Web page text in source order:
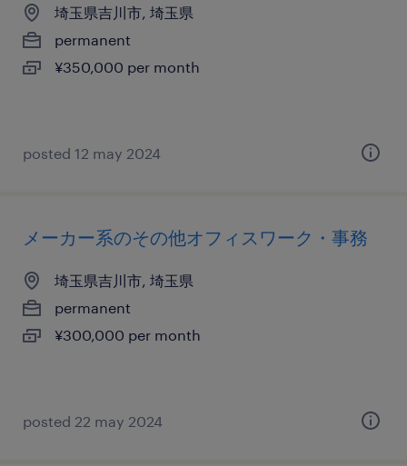
埼玉県吉川市, 埼玉県
permanent
¥350,000 per month
posted 12 may 2024
メーカー系のその他オフィスワーク・事務
埼玉県吉川市, 埼玉県
permanent
¥300,000 per month
posted 22 may 2024